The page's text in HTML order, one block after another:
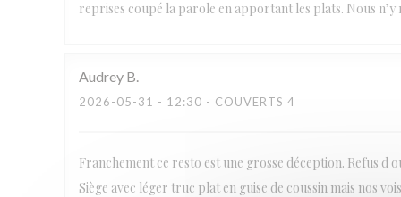
reprises coupé la parole en apportant les plats. Nous
Audrey B
2026-05-31 - 12:30 - COUVERTS 4
Franchement ce resto est une grosse déception. Refus d
Siège avec léger truc plat en guise de coussin mais nos